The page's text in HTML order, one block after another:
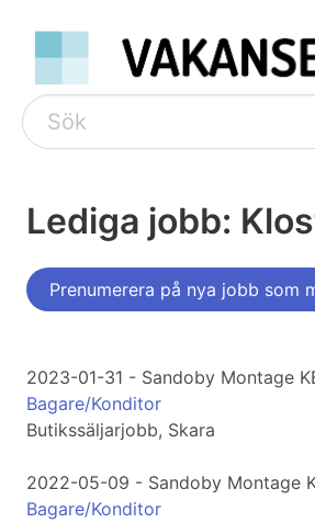
Lediga jobb:
Prenumerera på nya jobb som
2023-01-31 - Sandoby Montage
Bagare/Konditor
Butikssäljarjobb, Skara
2022-05-09 - Sandoby Montage
Bagare/Konditor